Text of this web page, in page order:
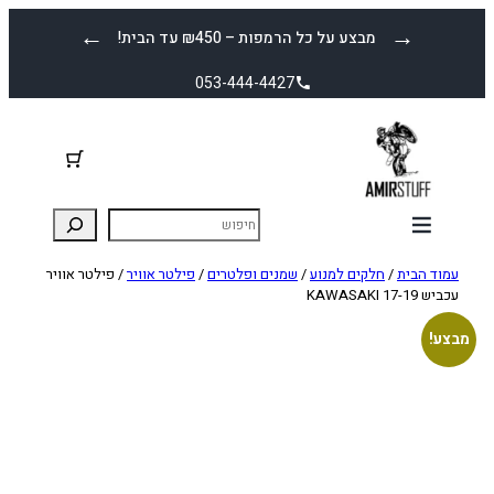
← מבצע על כל הרמפות – ₪450 עד הבית! →
053-444-4427
עמוד הבית/ חלקים למנוע/ שמנים ופלטרים/ פילטר אוויר/ פילטר אוויר
עכביש KAWASAKI 17-19
מבצע!